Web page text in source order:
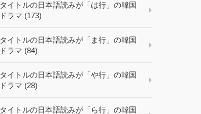
タイトルの日本語読みが「は行」の韓国
ドラマ (173)
タイトルの日本語読みが「ま行」の韓国
ドラマ (84)
タイトルの日本語読みが「や行」の韓国
ドラマ (28)
タイトルの日本語読みが「ら行」の韓国